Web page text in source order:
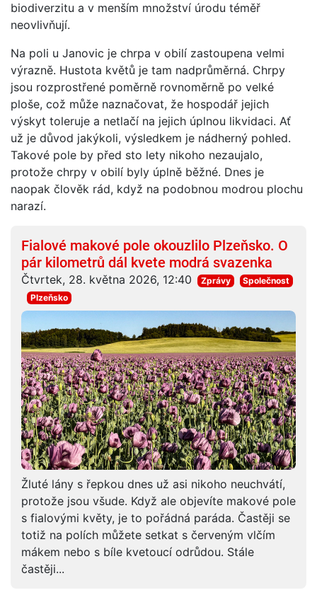
biodiverzitu a v menším množství úrodu téměř
neovlivňují.
Na poli u Janovic je chrpa v obilí zastoupena velmi
výrazně. Hustota květů je tam nadprůměrná. Chrpy
jsou rozprostřené poměrně rovnoměrně po velké
ploše, což může naznačovat, že hospodář jejich
výskyt toleruje a netlačí na jejich úplnou likvidaci. Ať
už je důvod jakýkoli, výsledkem je nádherný pohled.
Takové pole by před sto lety nikoho nezaujalo,
protože chrpy v obilí byly úplně běžné. Dnes je
naopak člověk rád, když na podobnou modrou plochu
narazí.
Fialové makové pole okouzlilo Plzeňsko. O
pár kilometrů dál kvete modrá svazenka
Čtvrtek, 28. května 2026, 12:40 Zprávy
Společnost
Plzeňsko
Žluté lány s řepkou dnes už asi nikoho neuchvátí,
protože jsou všude. Když ale objevíte makové pole
s fialovými květy, je to pořádná paráda. Častěji se
totiž na polích můžete setkat s červeným vlčím
mákem nebo s bíle kvetoucí odrůdou. Stále
častěji...